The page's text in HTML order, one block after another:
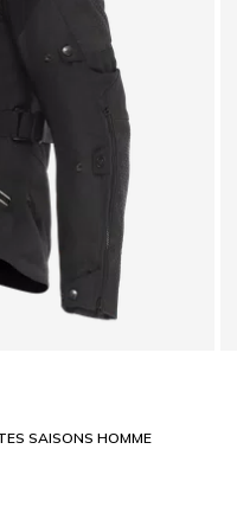
SAISONS HOMME